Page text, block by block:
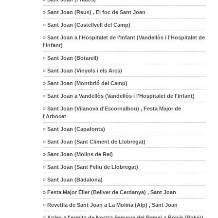
» Sant Joan (Reus) , El foc de Sant Joan
» Sant Joan (Castellvell del Camp)
» Sant Joan a l'Hospitalet de l'Infant (Vandellòs i l'Hospitalet de
l'Infant)
» Sant Joan (Botarell)
» Sant Joan (Vinyols i els Arcs)
» Sant Joan (Montbrió del Camp)
» Sant Joan a Vandellòs (Vandellòs i l'Hospitalet de l'Infant)
» Sant Joan (Vilanova d'Escornalbou) , Festa Major de
l'Arbocet
» Sant Joan (Capafonts)
» Sant Joan (Sant Climent de Llobregat)
» Sant Joan (Molins de Rei)
» Sant Joan (Sant Feliu de Llobregat)
» Sant Joan (Badalona)
» Festa Major Éller (Bellver de Cerdanya) , Sant Joan
» Revetlla de Sant Joan a La Molina (Alp) , Sant Joan